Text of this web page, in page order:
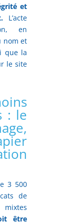
et
L’acte
en
nom et
que la
le site
: le
3 500
de
être